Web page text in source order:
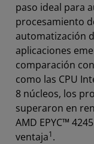
paso ideal para
procesamiento
automatización
aplicaciones
comparación
como las CPU
8 núcleos, los
superaron en
AMD EPYC™
ventaja1.